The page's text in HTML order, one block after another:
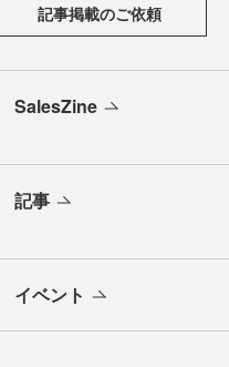
記事掲載のご依頼
SalesZine
記事
イベント